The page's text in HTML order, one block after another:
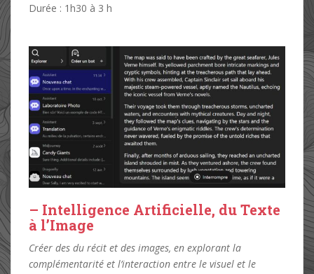
Durée : 1h30 à 3 h
– Intelligence Artificielle, du Texte
à l’Image
Créer des du récit et des images, en explorant la
complémentarité et l’interaction entre le visuel et le